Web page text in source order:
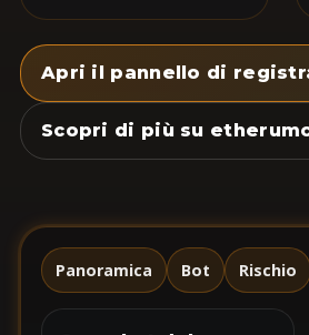
Apri il pannello di
Scopri di più su
Panoramica Bot Rischio